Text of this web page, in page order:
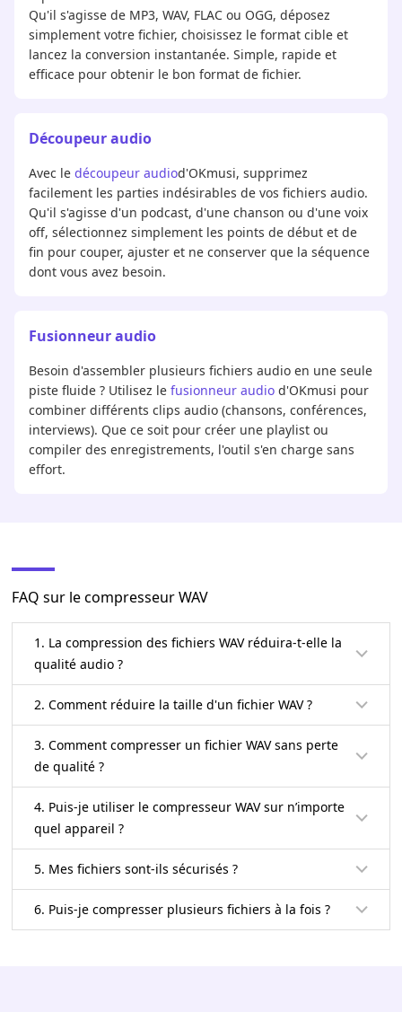
Qu'il s'agisse de MP3, WAV, FLAC ou OGG, déposez
simplement votre fichier, choisissez le format cible et
lancez la conversion instantanée. Simple, rapide et
efficace pour obtenir le bon format de fichier.
Découpeur audio
Avec le découpeur audiod'OKmusi, supprimez
facilement les parties indésirables de vos fichiers audio.
Qu'il s'agisse d'un podcast, d'une chanson ou d'une voix
off, sélectionnez simplement les points de début et de
fin pour couper, ajuster et ne conserver que la séquence
dont vous avez besoin.
Fusionneur audio
Besoin d'assembler plusieurs fichiers audio en une seule
piste fluide ? Utilisez le fusionneur audio d'OKmusi pour
combiner différents clips audio (chansons, conférences,
interviews). Que ce soit pour créer une playlist ou
compiler des enregistrements, l'outil s'en charge sans
effort.
FAQ sur le compresseur WAV
1. La compression des fichiers WAV réduira-t-elle la
qualité audio ?
2. Comment réduire la taille d'un fichier WAV ?
3. Comment compresser un fichier WAV sans perte
de qualité ?
4. Puis-je utiliser le compresseur WAV sur n’importe
quel appareil ?
5. Mes fichiers sont-ils sécurisés ?
6. Puis-je compresser plusieurs fichiers à la fois ?